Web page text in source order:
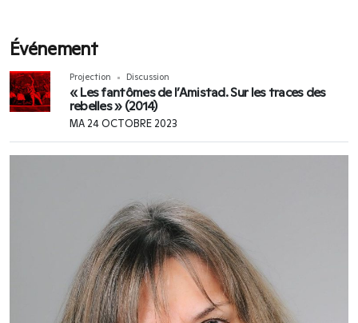
Événement
Projection Discussion
« Les fantômes de l’Amistad. Sur les traces des
rebelles » (2014)
MA 24 OCTOBRE 2023